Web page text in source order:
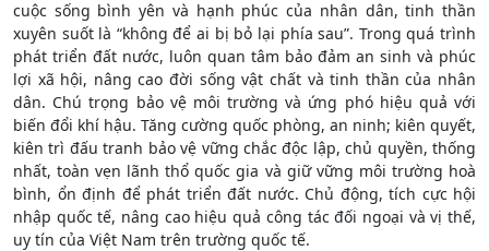
cuộc sống bình yên và hạnh phúc của nhân dân, tinh thần
xuyên suốt là “không để ai bị bỏ lại phía sau”. Trong quá trình
phát triển đất nước, luôn quan tâm bảo đảm an sinh và phúc
lợi xã hội, nâng cao đời sống vật chất và tinh thần của nhân
dân. Chú trọng bảo vệ môi trường và ứng phó hiệu quả với
biến đổi khí hậu. Tăng cường quốc phòng, an ninh; kiên quyết,
kiên trì đấu tranh bảo vệ vững chắc độc lập, chủ quyền, thống
nhất, toàn vẹn lãnh thổ quốc gia và giữ vững môi trường hoà
bình, ổn định để phát triển đất nước. Chủ động, tích cực hội
nhập quốc tế, nâng cao hiệu quả công tác đối ngoại và vị thế,
uy tín của Việt Nam trên trường quốc tế.